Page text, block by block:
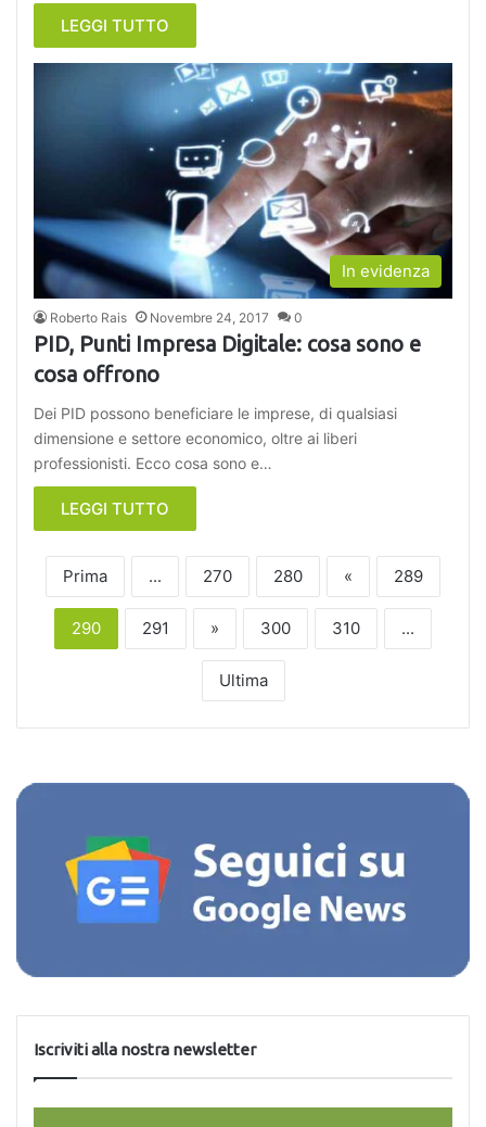
LEGGI TUTTO
In evidenza
Roberto Rais Novembre 24, 2017 0
PID, Punti Impresa Digitale: cosa sono e
cosa offrono
Dei PID possono beneficiare le imprese, di qualsiasi
dimensione e settore economico, oltre ai liberi
professionisti. Ecco cosa sono e…
LEGGI TUTTO
Prima ... 270 280 « 289
290 291 » 300 310 ...
Ultima
Iscriviti alla nostra newsletter